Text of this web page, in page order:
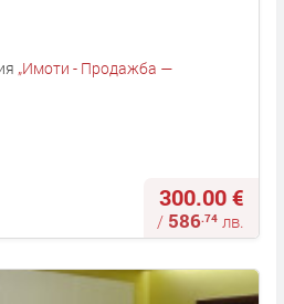
„Имоти - Продажба —
300.00 €
/ 586.74 лв.